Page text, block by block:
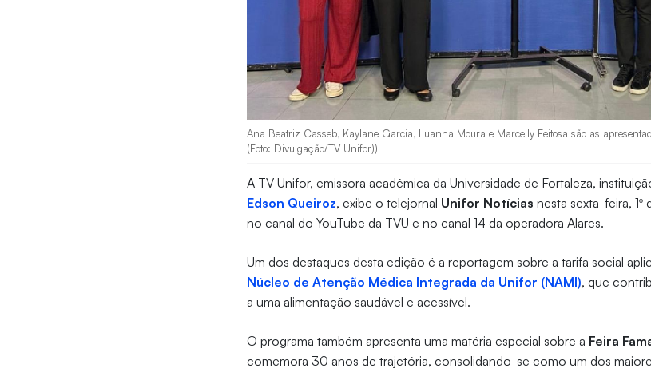
Ana Beatriz Casseb, Kaylane Garcia, Luanna Moura e Marcelly Feitosa são as
(Foto: Divulgação/TV Unifor))
A TV Unifor, emissora acadêmica da Universidade de Fortaleza,
Edson Queiroz, exibe o telejornal Unifor Notícias nesta sexta-feira,
no canal do YouTube da TVU e no canal 14 da operadora Alares.
Um dos destaques desta edição é a reportagem sobre a tarifa social
Núcleo de Atenção Médica Integrada da Unifor (NAMI), que
a uma alimentação saudável e acessível.
O programa também apresenta uma matéria especial sobre a Feira
comemora 30 anos de trajetória, consolidando-se como um dos